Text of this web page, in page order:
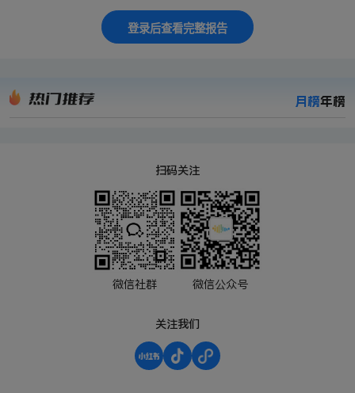
登录后查看完整报告
热门推荐 月榜年榜
扫码关注
微信社群 微信公众号
关注我们